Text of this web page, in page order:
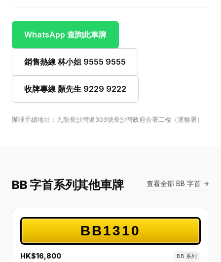
WhatsApp 查詢此車牌
銷售熱線 林小姐 9555 9555
收牌專線 顏先生 9229 9222
辦理手續地址：九龍長沙灣道303號長沙灣政府合署二樓（運輸署）
BB 字首系列其他車牌 查看全部 BB 字首 →
BB1310
HK$16,800 BB 系列